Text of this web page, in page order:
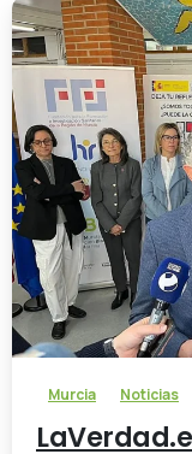
Murcia Noticias